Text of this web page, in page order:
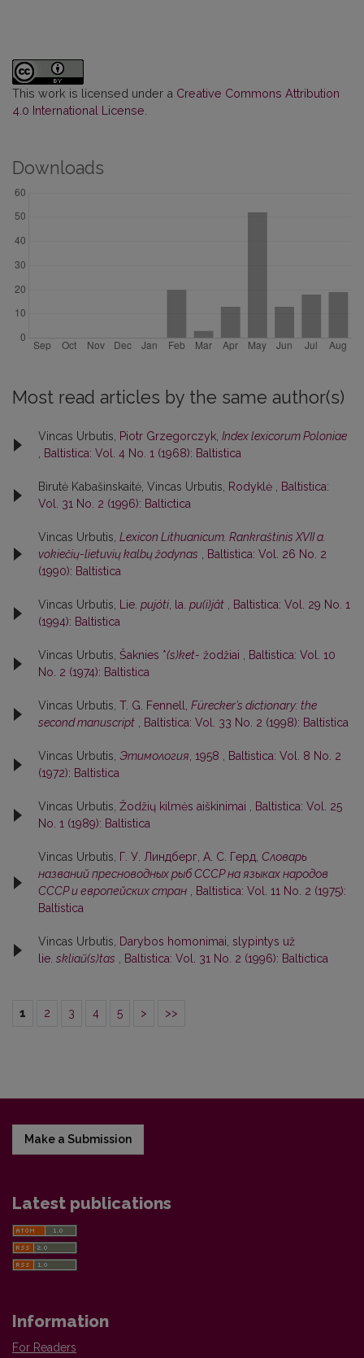
This work is licensed under a Creative Commons Attribution
4.0 International License
Downloads
Most read articles by the same author(s)
Vincas Urbutis, Piotr Grzegorczyk, Index lexicorum Poloniae
Baltistica: Vol. 4 No. 1 (1968): Baltistica
Birutė Kabašinskaitė, Vincas Urbutis, Rodyklė
Baltistica:
Vol. 31 No. 2 (1996): Baltictica
Vincas Urbutis, Lexicon Lithuanicum. Rankraštinis XVII a.
vokiečių-lietuvių kalbų žodynas
Baltistica: Vol. 26 No. 2
(1990): Baltistica
Vincas Urbutis, Lie. pujóti , la. pu(i)jât
Baltistica: Vol. 29 No. 1
(1994): Baltistica
Vincas Urbutis, Šaknies *(s)ket- žodžiai
Baltistica: Vol. 10
No. 2 (1974): Baltistica
Vincas Urbutis, T. G. Fennell, Fürecker’s dictionary: the
second manuscript
Baltistica: Vol. 33 No. 2 (1998): Baltistica
Vincas Urbutis, Этимология , 1958
Baltistica: Vol. 8 No. 2
(1972): Baltistica
Vincas Urbutis, Žodžių kilmės aiškinimai
Baltistica: Vol. 25
No. 1 (1989): Baltistica
Vincas Urbutis, Г. У. Линдберг, А. С. Герд, Словарь
названий пресноводных рыб СССР на языках народов
СССР и европейских стран
Baltistica: Vol. 11 No. 2 (1975):
Baltistica
Vincas Urbutis,
Darybos homonimai, slypintys už
lie. skliaũ(s)tas Baltistica: Vol. 31 No. 2 (1996): Baltictica
1 2 3 4 5 > >>
Make a Submission
Latest publications
Information
For Readers